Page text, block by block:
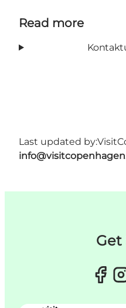
Read more
Last updated by:
Get